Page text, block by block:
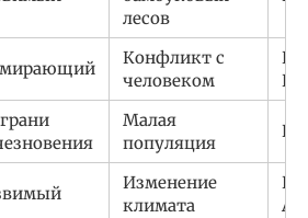
лесов
Конфликт с
человеком
Малая
популяция
Изменение
климата